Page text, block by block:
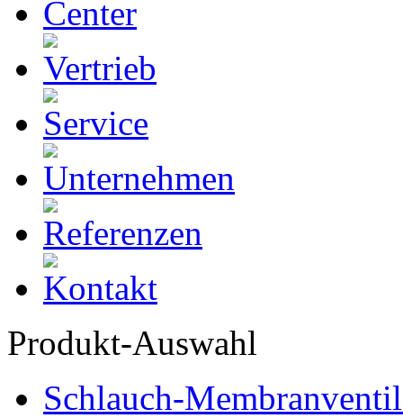
Produkt-Auswahl
Schlauch-